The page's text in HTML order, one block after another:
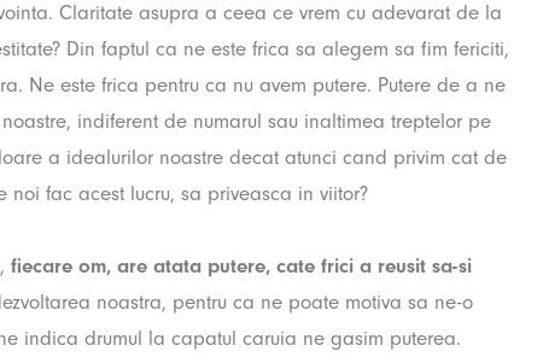
Claritate asupra a ceea ce vrem cu adevarat de la
Din faptul ca ne este frica sa alegem sa fim fericiti,
Ne este frica pentru ca nu avem putere. Putere de a ne
indiferent de numarul sau inaltimea treptelor pe
a idealurilor noastre decat atunci cand privim cat de
fac acest lucru, sa priveasca in viitor?
fiecare om, are atata putere, cate frici a reusit sa-si
noastra, pentru ca ne poate motiva sa ne-o
indica drumul la capatul caruia ne gasim puterea.